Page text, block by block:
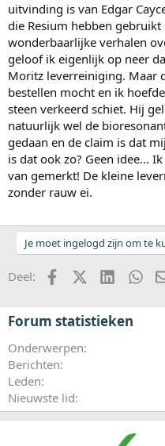
uitvinding is van Edgar
die Resium hebben
wonderbaarlijke verhalen
geloof ik eigenlijk op neer
Moritz leverreiniging. Maar
bestellen mocht en ik
steen verkeerd schiet. Hij
natuurlijk wel de
gedaan en de claim is dat
is dat ook zo? Geen idee...
van gemerkt! De kleine
zonder rauw ei.
Je moet ingelogd zijn om te
Deel: FacebookX (Twitter)LinkedIn
Forum statistieken
Onderwerpen
Berichten
Leden
Nieuwste lid